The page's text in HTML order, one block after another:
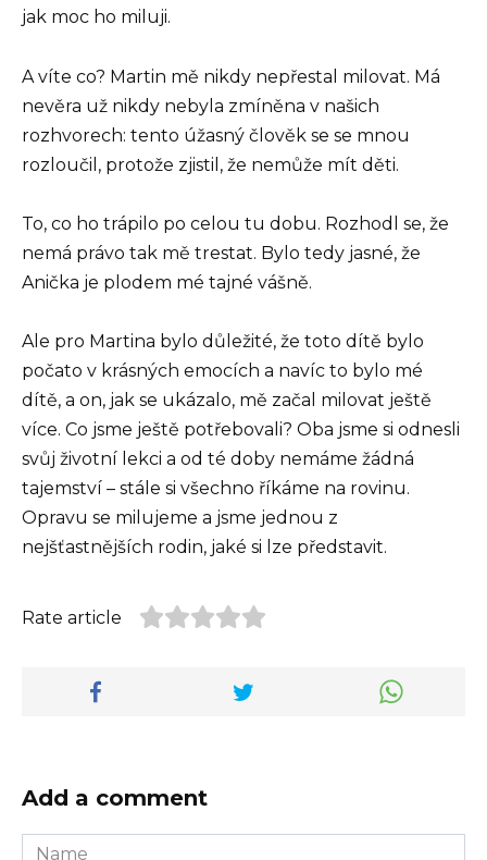
jak moc ho miluji.
A víte co? Martin mě nikdy nepřestal milovat. Má
nevěra už nikdy nebyla zmíněna v našich
rozhvorech: tento úžasný člověk se se mnou
rozloučil, protože zjistil, že nemůže mít děti.
To, co ho trápilo po celou tu dobu. Rozhodl se, že
nemá právo tak mě trestat. Bylo tedy jasné, že
Anička je plodem mé tajné vášně.
Ale pro Martina bylo důležité, že toto dítě bylo
počato v krásných emocích a navíc to bylo mé
dítě, a on, jak se ukázalo, mě začal milovat ještě
více. Co jsme ještě potřebovali? Oba jsme si odnesli
svůj životní lekci a od té doby nemáme žádná
tajemství – stále si všechno říkáme na rovinu.
Opravu se milujeme a jsme jednou z
nejšťastnějších rodin, jaké si lze představit.
Rate article
Add a comment
Name